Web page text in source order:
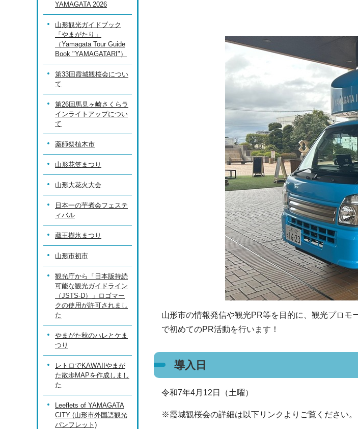
山形市の情報発信や観光PR等を目的に、観光プロ
で初めてのPR活動を行います！
導入日
令和7年4月12日（土曜）
※霞城観桜会の詳細は以下リンクよりご覧ください。
YAMAGATA 2026
山形観光ガイドブック
「やまがたり」
（Yamagata Tour Guide
Book "YAMAGATARI"）
第33回霞城観桜会につい
て
第26回馬見ヶ崎さくらラ
インライトアップについ
て
薬師祭植木市
山形花笠まつり
山形大花火大会
日本一の芋煮会フェステ
ィバル
蔵王樹氷まつり
山形市初市
観光庁から「日本版持続
可能な観光ガイドライン
（JSTS-D）」ロゴマー
クの使用が許可されまし
た
やまがた秋のハレとケま
つり
レトロでKAWAIIやまが
た散歩MAPを作成しまし
た
Leeflets of YAMAGATA
CITY (山形市外国語観光
パンフレット)